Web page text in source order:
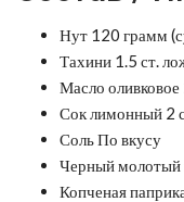
Нут 120 грамм
Тахини 1.5 ст.
Масло оливковое
Сок лимонный 2
Соль По вкусу
Черный молотый
Копченая